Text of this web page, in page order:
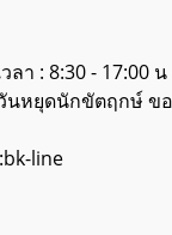
ลา : 8:30 - 17:00 น
นหยุดนักขัตฤกษ์ ข
line